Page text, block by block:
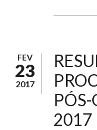
FEV
23
2017
PÓS-
2017